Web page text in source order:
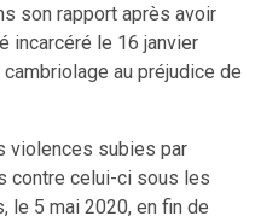
son rapport après avoir
incarcéré le 16 janvier
au préjudice de
violences subies par
contre celui-ci sous les
le 5 mai 2020, en fin de